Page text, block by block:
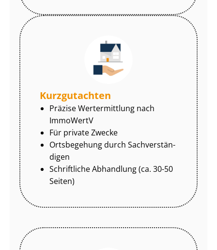
Kurzgutachten
Präzise Wertermittlung nach
ImmoWertV
Für private Zwecke
Ortsbegehung durch Sach­ver­stän­
di­gen
Schriftliche Abhandlung (ca. 30-50
Seiten)